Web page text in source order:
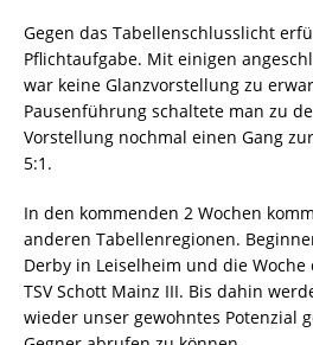
Gegen das Tabellenschlusslicht
Pflichtaufgabe. Mit einigen
war keine Glanzvorstellung zu
Pausenführung schaltete man zu
Vorstellung nochmal einen Gang
5:1.
In den kommenden 2 Wochen
anderen Tabellenregionen.
Derby in Leiselheim und die Woche
TSV Schott Mainz III. Bis dahin
wieder unser gewohntes Potenzial